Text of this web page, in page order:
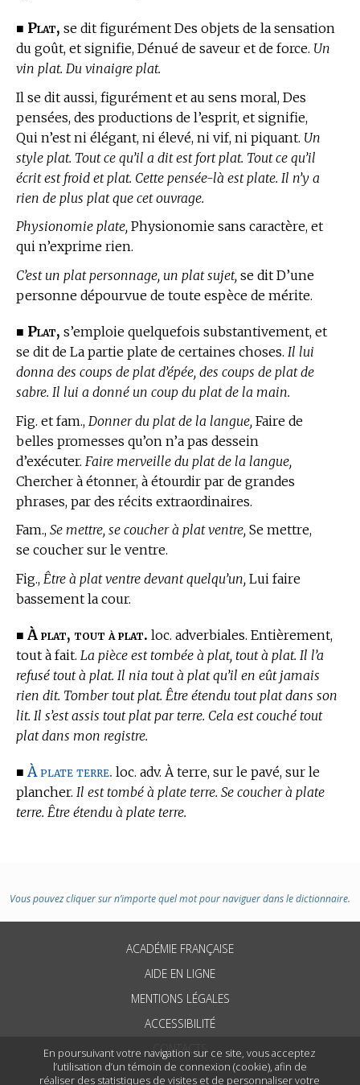
En poursuivant votre navigation sur ce site, vous acceptez
l’utilisation d’un témoin de connexion (cookie), afin de
réaliser des statistiques de visites et de personnaliser votre
■ Plat, se dit figurément Des objets de la sensation
du goût, et signifie, Dénué de saveur et de force. Un
vin plat. Du vinaigre plat.
Il se dit aussi, figurément et au sens moral, Des
pensées, des productions de l’esprit, et signifie,
Qui n’est ni élégant, ni élevé, ni vif, ni piquant. Un
style plat. Tout ce qu’il a dit est fort plat. Tout ce qu’il
écrit est froid et plat. Cette pensée-là est plate. Il n’y a
rien de plus plat que cet ouvrage.
Physionomie plate, Physionomie sans caractère, et
qui n’exprime rien.
C’est un plat personnage, un plat sujet, se dit D’une
personne dépourvue de toute espèce de mérite.
■ Plat, s’emploie quelquefois substantivement, et
se dit de La partie plate de certaines choses. Il lui
donna des coups de plat d’épée, des coups de plat de
sabre. Il lui a donné un coup du plat de la main.
Fig. et fam., Donner du plat de la langue, Faire de
belles promesses qu’on n’a pas dessein
d’exécuter. Faire merveille du plat de la langue,
Chercher à étonner, à étourdir par de grandes
phrases, par des récits extraordinaires.
Fam., Se mettre, se coucher à plat ventre, Se mettre,
se coucher sur le ventre.
Fig., Être à plat ventre devant quelqu’un, Lui faire
bassement la cour.
■ À plat, tout à plat. loc. adverbiales. Entièrement,
tout à fait. La pièce est tombée à plat, tout à plat. Il l’a
refusé tout à plat. Il nia tout à plat qu’il en eût jamais
rien dit. Tomber tout plat. Être étendu tout plat dans son
lit. Il s’est assis tout plat par terre. Cela est couché tout
plat dans mon registre.
■À plate terre. loc. adv. À terre, sur le pavé, sur le
plancher. Il est tombé à plate terre. Se coucher à plate
terre. Être étendu à plate terre.
Vous pouvez cliquer sur n’importe quel mot pour naviguer dans le dictionnaire.
ACADÉMIE FRANÇAISE
AIDE EN LIGNE
MENTIONS LÉGALES
ACCESSIBILITÉ
CONTACTS